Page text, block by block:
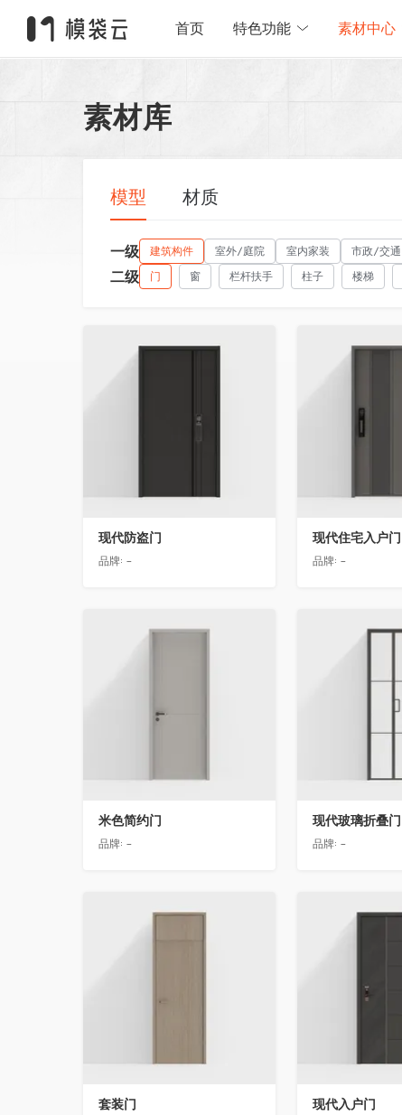
首页 特色功能 素材中心
素材库
模型 材质
一级 建筑构件 室外/庭院 室内家装 市政/交通
二级 门 窗 栏杆扶手 柱子 楼梯
收藏
现代防盗门
品牌: -
收藏
现代住宅入户门
品牌: -
米色简约门
品牌: -
现代玻璃折叠门
品牌: -
套装门
收藏
现代入户门